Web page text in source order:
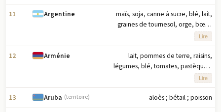
principaux produits agricoles basés
sur le tonnage
11 Argentine
maïs, soja, canne à sucre, blé, lait,
graines de tournesol, orge, bœuf,
pommes de terre, poulet (2023)
note : dix principaux produits
agricoles basés sur le tonnage
Lire
12 Arménie
lait, pommes de terre, raisins,
légumes, blé, tomates, pastèques,
abricots, pommes, orge (2023) note :
dix principaux produits agricoles
basés sur le tonnage
Lire
13 Aruba (territoire) aloès ; bétail ; poisson